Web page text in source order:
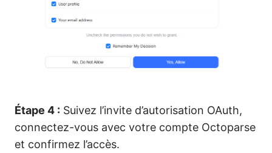
Étape 4 : Suivez l’invite d’autorisation OAuth,
connectez-vous avec votre compte Octoparse
et confirmez l’accès.